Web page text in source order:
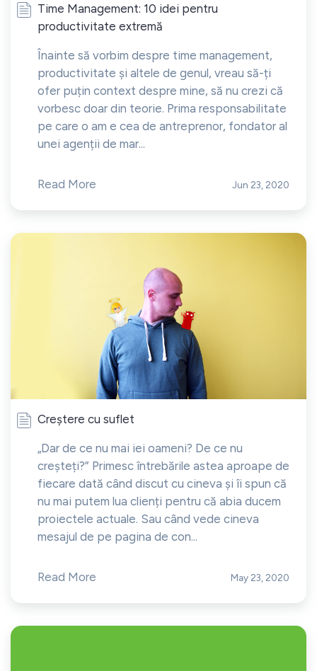
Time Management: 10 idei pentru
productivitate extremă
Înainte să vorbim despre time management,
productivitate și altele de genul, vreau să-ți
ofer puțin context despre mine, să nu crezi că
vorbesc doar din teorie. Prima responsabilitate
pe care o am e cea de antreprenor, fondator al
unei agenții de mar...
Read More Jun 23, 2020
Creștere cu suflet
„Dar de ce nu mai iei oameni? De ce nu
creșteți?” Primesc întrebările astea aproape de
fiecare dată când discut cu cineva și îi spun că
nu mai putem lua clienți pentru că abia ducem
proiectele actuale. Sau când vede cineva
mesajul de pe pagina de con...
Read More May 23, 2020